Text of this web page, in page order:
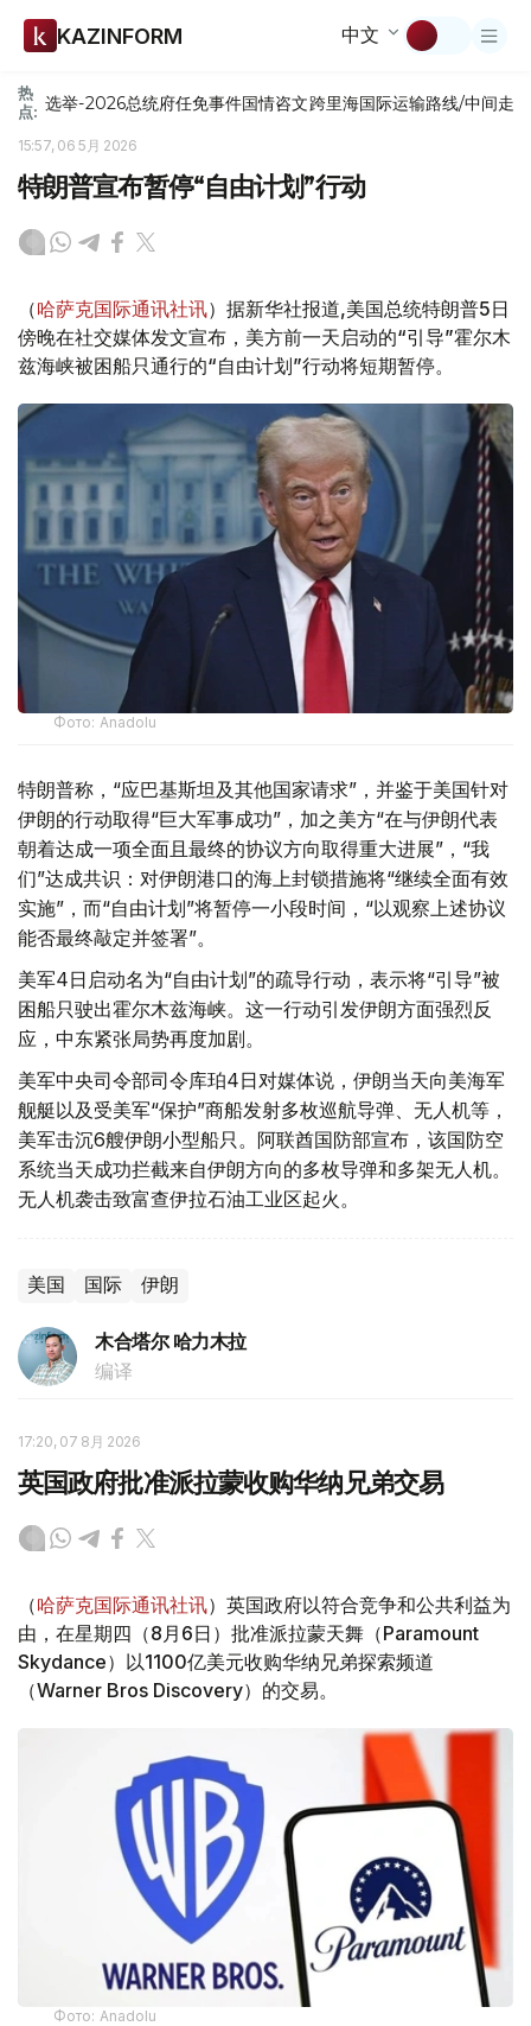
KAZINFORM 中文
热
点: 选举-2026总统府任免事件国情咨文跨里海国际运输路线/中间走廊
15:57, 06 5月 2026
特朗普宣布暂停“自由计划”行动
（哈萨克国际通讯社讯）据新华社报道,美国总统特朗普5日
傍晚在社交媒体发文宣布，美方前一天启动的“引导”霍尔木
兹海峡被困船只通行的“自由计划”行动将短期暂停。
Фото: Anadolu
特朗普称，“应巴基斯坦及其他国家请求”，并鉴于美国针对
伊朗的行动取得“巨大军事成功”，加之美方“在与伊朗代表
朝着达成一项全面且最终的协议方向取得重大进展”，“我
们”达成共识：对伊朗港口的海上封锁措施将“继续全面有效
实施”，而“自由计划”将暂停一小段时间，“以观察上述协议
能否最终敲定并签署”。
美军4日启动名为“自由计划”的疏导行动，表示将“引导”被
困船只驶出霍尔木兹海峡。这一行动引发伊朗方面强烈反
应，中东紧张局势再度加剧。
美军中央司令部司令库珀4日对媒体说，伊朗当天向美海军
舰艇以及受美军“保护”商船发射多枚巡航导弹、无人机等，
美军击沉6艘伊朗小型船只。阿联酋国防部宣布，该国防空
系统当天成功拦截来自伊朗方向的多枚导弹和多架无人机。
无人机袭击致富查伊拉石油工业区起火。
美国 国际 伊朗
木合塔尔 哈力木拉
编译
17:20, 07 8月 2026
英国政府批准派拉蒙收购华纳兄弟交易
（哈萨克国际通讯社讯）英国政府以符合竞争和公共利益为
由，在星期四（8月6日）批准派拉蒙天舞（Paramount
Skydance）以1100亿美元收购华纳兄弟探索频道
（Warner Bros Discovery）的交易。
Фото: Аnadolu